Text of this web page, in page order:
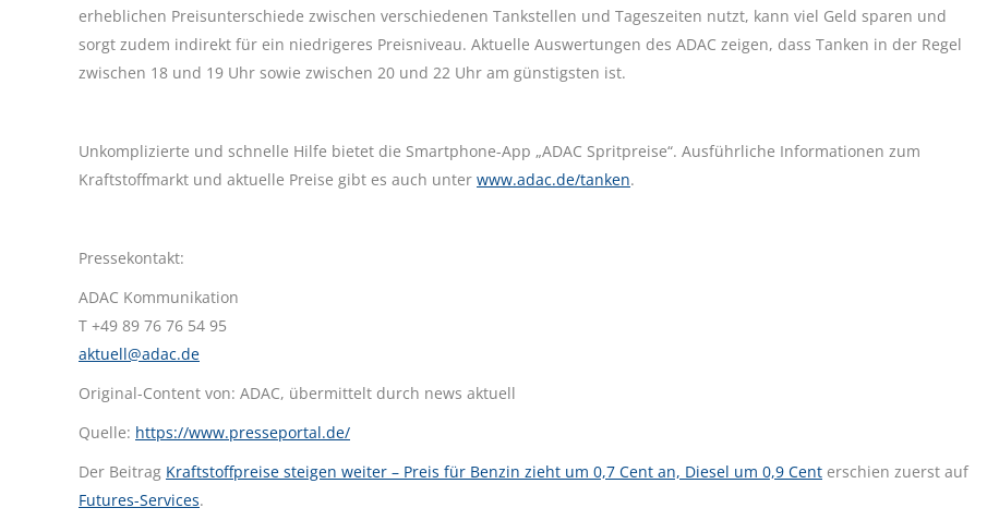
erheblichen Preisunterschiede zwischen verschiedenen Tankstellen und Tageszeiten nutzt, kann viel Geld sparen und
sorgt zudem indirekt für ein niedrigeres Preisniveau. Aktuelle Auswertungen des ADAC zeigen, dass Tanken in der Regel
zwischen 18 und 19 Uhr sowie zwischen 20 und 22 Uhr am günstigsten ist.
Unkomplizierte und schnelle Hilfe bietet die Smartphone-App „ADAC Spritpreise“. Ausführliche Informationen zum
Kraftstoffmarkt und aktuelle Preise gibt es auch unter www.adac.de/tanken.
Pressekontakt:
ADAC Kommunikation
T +49 89 76 76 54 95
aktuell@adac.de
Original-Content von: ADAC, übermittelt durch news aktuell
Quelle: https://www.presseportal.de/
Der Beitrag Kraftstoffpreise steigen weiter – Preis für Benzin zieht um 0,7 Cent an, Diesel um 0,9 Cent erschien zuerst auf
Futures-Services.